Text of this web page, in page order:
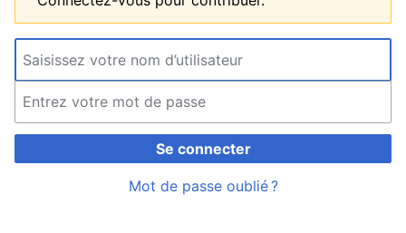
Se connecter
Mot de passe oublié ?